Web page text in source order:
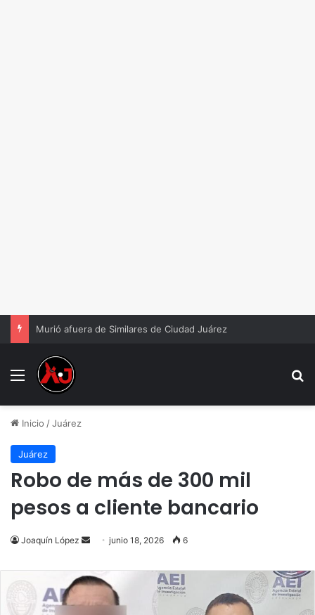
Murió afuera de Similares de Ciudad Juárez
Menu
Inicio /Juárez
Juárez
Robo de más de 300 mil
pesos a cliente bancario
Joaquín López
Send
email
junio 18, 2026 6